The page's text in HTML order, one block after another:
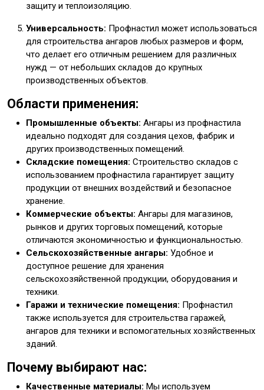
защиту и теплоизоляцию.
Универсальность: Профнастил может использоваться
для строительства ангаров любых размеров и форм,
что делает его отличным решением для различных
нужд — от небольших складов до крупных
производственных объектов.
Области применения:
Промышленные объекты: Ангары из профнастила
идеально подходят для создания цехов, фабрик и
других производственных помещений.
Складские помещения: Строительство складов с
использованием профнастила гарантирует защиту
продукции от внешних воздействий и безопасное
хранение.
Коммерческие объекты: Ангары для магазинов,
рынков и других торговых помещений, которые
отличаются экономичностью и функциональностью.
Сельскохозяйственные ангары: Удобное и
доступное решение для хранения
сельскохозяйственной продукции, оборудования и
техники.
Гаражи и технические помещения: Профнастил
также используется для строительства гаражей,
ангаров для техники и вспомогательных хозяйственных
зданий.
Почему выбирают нас:
Качественные материалы: Мы используем